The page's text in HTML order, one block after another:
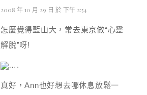
2008 年 10 月 29 日 於 下午 2:54
怎麼覺得藍山大，常去東京做“心靈
解脫”呀!
….
真好，Ann也好想去哪休息放鬆一